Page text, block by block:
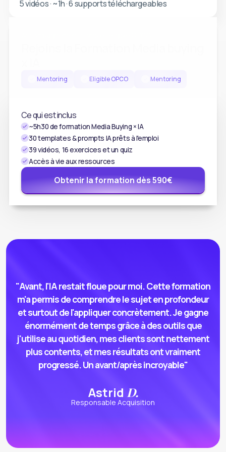
5 vidéos · ~1h · 6 supports téléchargeables
Mentoring Eligible OPCO Mentoring
Ce qui est inclus
~5h30 de formation Media Buying × IA
30 templates & prompts IA prêts à l'emploi
39 vidéos, 16 exercices et un quiz
Accès à vie aux ressources
Obtenir la formation dès 590€
"Avant, l'IA restait floue pour moi. Cette formation
m'a permis de comprendre le sujet en profondeur
et surtout de l'appliquer concrètement. Je gagne
énormément de temps grâce à des outils que
j'utilise au quotidien, mes clients sont nettement
plus contents, et mes résultats ont vraiment
progressé. Un avant/après incroyable"
Astrid D.
Responsable Acquisition